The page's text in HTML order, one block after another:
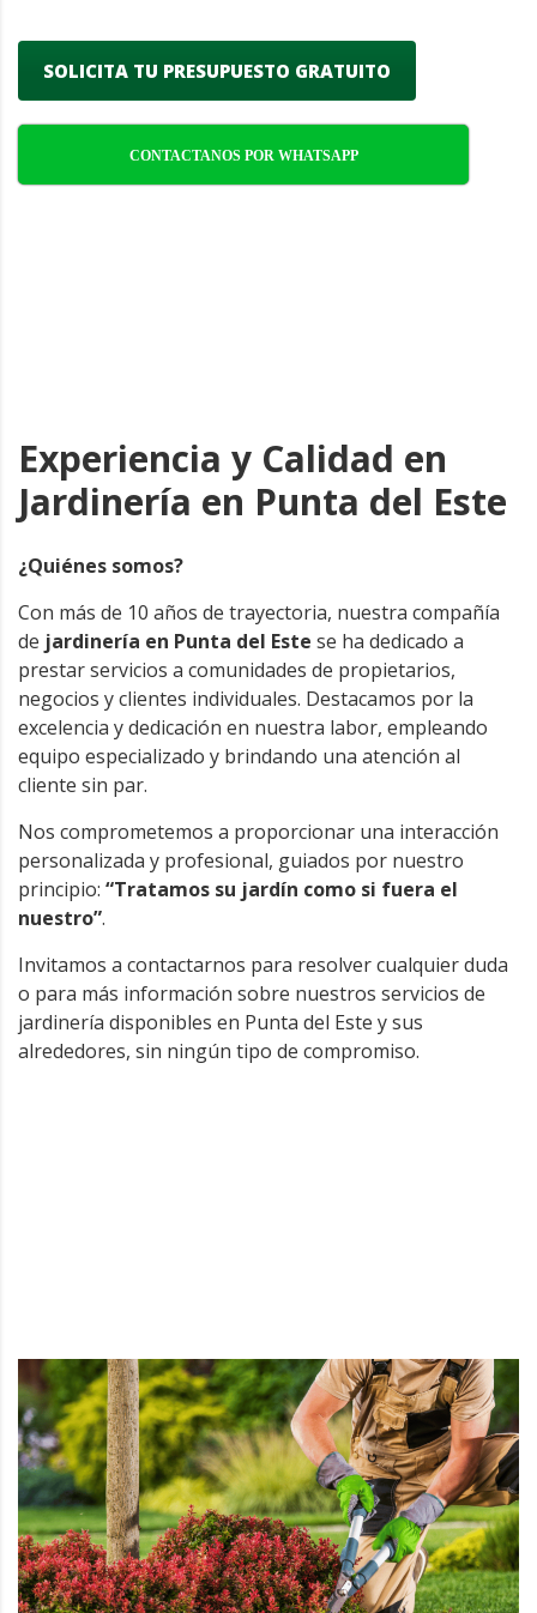
SOLICITA TU PRESUPUESTO GRATUITO
CONTACTANOS POR WHATSAPP
Experiencia y Calidad en
Jardinería en Punta del Este
¿Quiénes somos?
Con más de 10 años de trayectoria, nuestra compañía
de jardinería en Punta del Este se ha dedicado a
prestar servicios a comunidades de propietarios,
negocios y clientes individuales. Destacamos por la
excelencia y dedicación en nuestra labor, empleando
equipo especializado y brindando una atención al
cliente sin par.
Nos comprometemos a proporcionar una interacción
personalizada y profesional, guiados por nuestro
principio: “Tratamos su jardín como si fuera el
nuestro”.
Invitamos a contactarnos para resolver cualquier duda
o para más información sobre nuestros servicios de
jardinería disponibles en Punta del Este y sus
alrededores, sin ningún tipo de compromiso.